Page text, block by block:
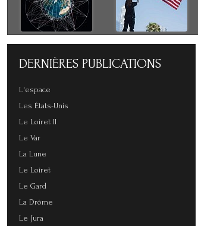
DERNIÈRES PUBLICATIONS
L'espace
Les États-Unis
Le Loiret II
Le Var
La Lune
Le Loiret
Le Gard
La Drôme
Le Jura